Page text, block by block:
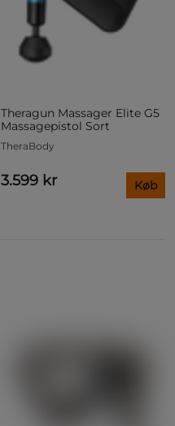
Theragun Massager Elite G5
Massagepistol Sort
TheraBody
3.599 kr Køb